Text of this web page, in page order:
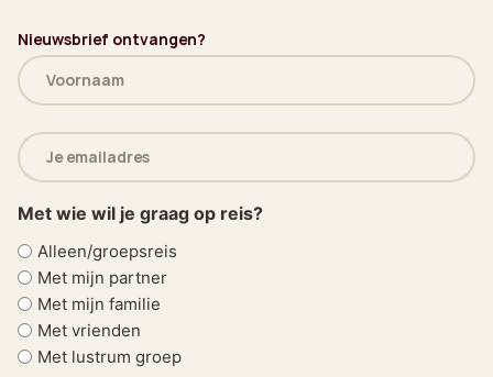
Nieuwsbrief ontvangen?
Naam
(Vereist)
E-
mailadres
(Vereist)
Met wie wil je graag op reis?
Alleen/groepsreis
Met mijn partner
Met mijn familie
Met vrienden
Met lustrum groep